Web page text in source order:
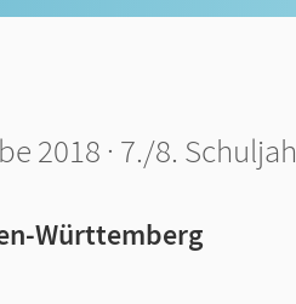
2018 · 7./8.
Württemberg